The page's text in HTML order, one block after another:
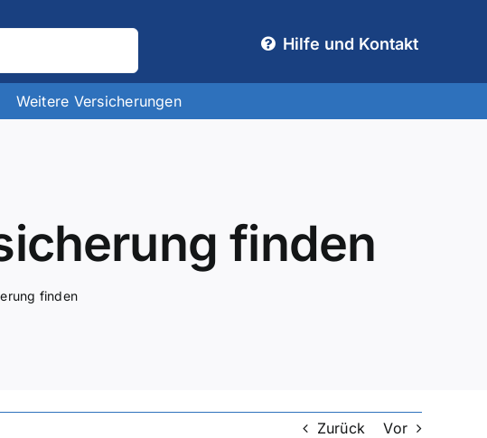
Hilfe und Kontakt
Weitere Versicherungen
finden
finden
Zurück Vor